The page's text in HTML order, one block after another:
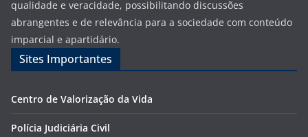
qualidade e veracidade, possibilitando discussões
abrangentes e de relevância para a sociedade com conteúdo
imparcial e apartidário.
Sites Importantes
Centro de Valorização da Vida
Polícia Judiciária Civil